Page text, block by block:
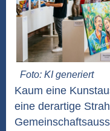
Foto: KI generiert
Kaum eine
eine derartige